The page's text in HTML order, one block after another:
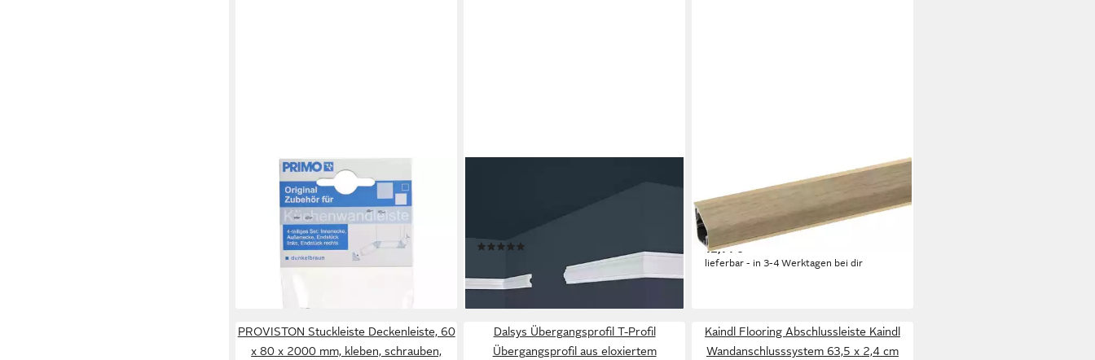
Abschlussleiste Primo Zubehörset
für Wandanschlußleiste, Kunststoff
5,74 €
lieferbar - in 3-4 Werktagen bei dir
Zierleiste Polystyrol, 18 x 38 x 2000
mm, Weiß, Wandleiste, Kleben,
Polystyrol, 1-St.
(1,60 €/ 1 m)
lieferbar - in 2-3 Werktagen bei dir
Abschlussleiste Kaindl
Wandanschlusssystem 63,5 cm 24 x
16 mm, Kunststoff
12,14 €
lieferbar - in 3-4 Werktagen bei dir
PROVISTON Stuckleiste Deckenleiste, 60
x 80 x 2000 mm, kleben, schrauben,
Dalsys Übergangsprofil T-Profil
Übergangsprofil aus eloxiertem
Kaindl Flooring Abschlussleiste Kaindl
Wandanschlusssystem 63,5 x 2,4 cm